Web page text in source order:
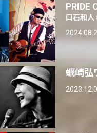
PRIDE
口石和人
蠣崎弘